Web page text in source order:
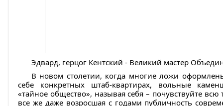
Эдвард, герцог Кентский - Великий мастер
В новом столетии, когда многие ложи
себе конкретных штаб-квартирах, вольные
«тайное общество», называя себя – почувствуйте
все же даже возросшая с годами публичность